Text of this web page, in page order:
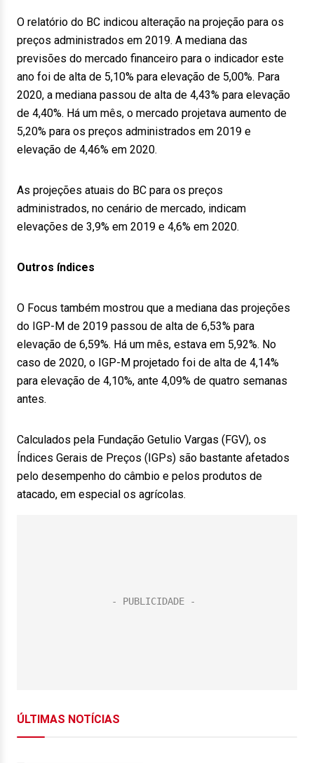
O relatório do BC indicou alteração na projeção para os
preços administrados em 2019. A mediana das
previsões do mercado financeiro para o indicador este
ano foi de alta de 5,10% para elevação de 5,00%. Para
2020, a mediana passou de alta de 4,43% para elevação
de 4,40%. Há um mês, o mercado projetava aumento de
5,20% para os preços administrados em 2019 e
elevação de 4,46% em 2020.
As projeções atuais do BC para os preços
administrados, no cenário de mercado, indicam
elevações de 3,9% em 2019 e 4,6% em 2020.
Outros índices
O Focus também mostrou que a mediana das projeções
do IGP-M de 2019 passou de alta de 6,53% para
elevação de 6,59%. Há um mês, estava em 5,92%. No
caso de 2020, o IGP-M projetado foi de alta de 4,14%
para elevação de 4,10%, ante 4,09% de quatro semanas
antes.
Calculados pela Fundação Getulio Vargas (FGV), os
Índices Gerais de Preços (IGPs) são bastante afetados
pelo desempenho do câmbio e pelos produtos de
atacado, em especial os agrícolas.